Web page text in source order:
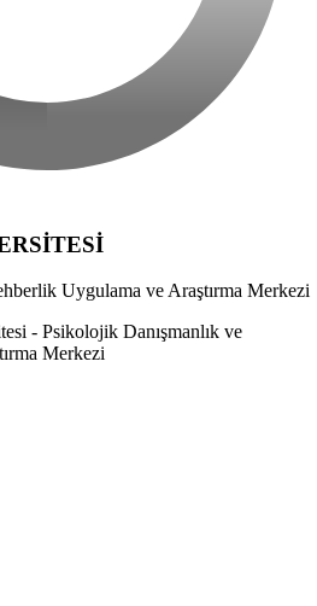
Uygulama ve Araştırma Merkezi
- Psikolojik Danışmanlık ve
Merkezi